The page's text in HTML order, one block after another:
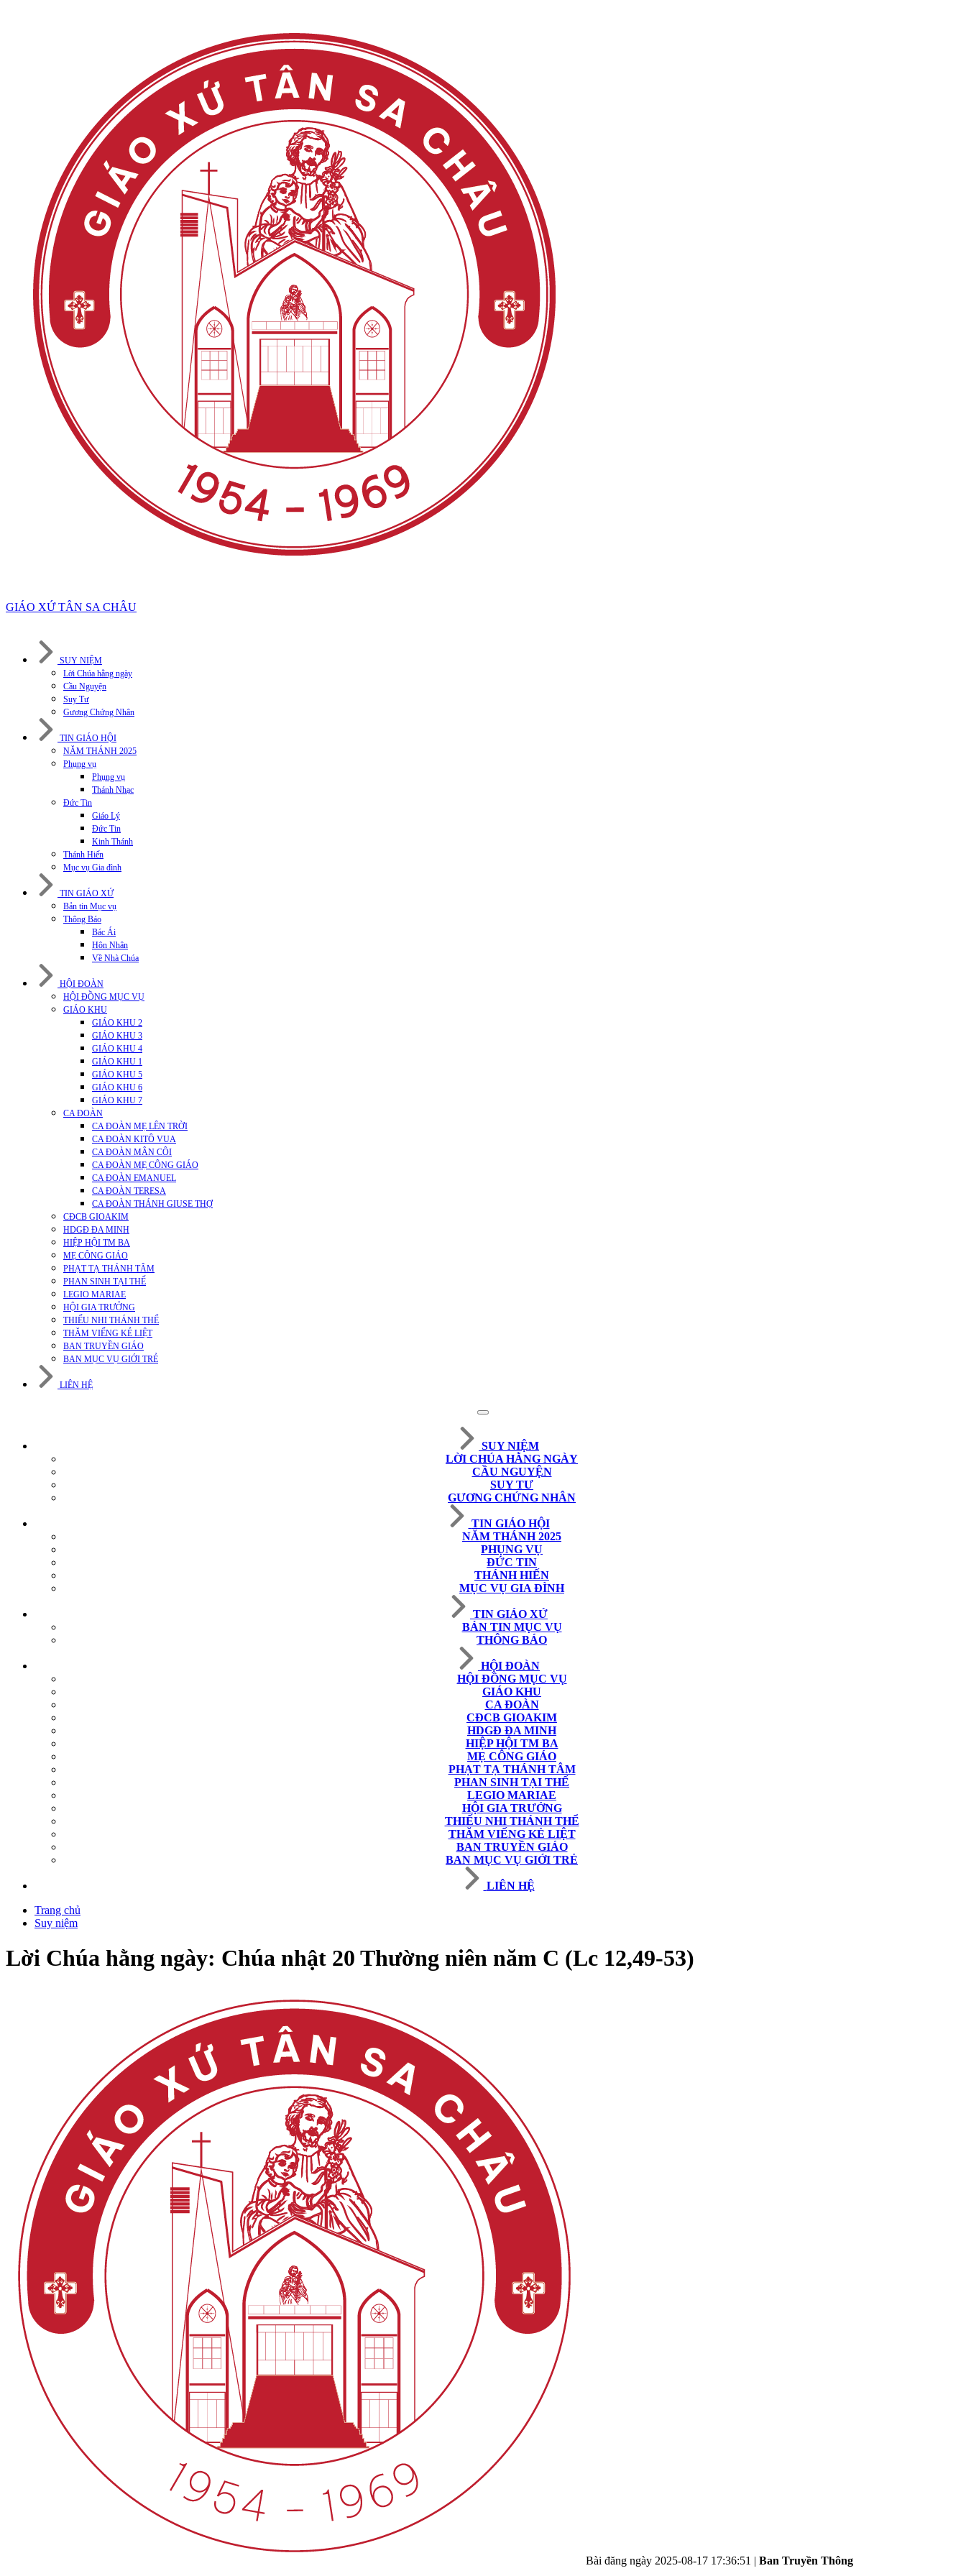
GIÁO XỨ TÂN SA CHÂU
SUY NIỆM
Lời Chúa hằng ngày
Cầu Nguyện
Suy Tư
Gương Chứng Nhân
TIN GIÁO HỘI
NĂM THÁNH 2025
Phụng vụ
Phụng vụ
Thánh Nhạc
Đức Tin
Giáo Lý
Đức Tin
Kinh Thánh
Thánh Hiến
Mục vụ Gia đình
TIN GIÁO XỨ
Bản tin Mục vụ
Thông Báo
Bác Ái
Hôn Nhân
Về Nhà Chúa
HỘI ĐOÀN
HỘI ĐỒNG MỤC VỤ
GIÁO KHU
GIÁO KHU 2
GIÁO KHU 3
GIÁO KHU 4
GIÁO KHU 1
GIÁO KHU 5
GIÁO KHU 6
GIÁO KHU 7
CA ĐOÀN
CA ĐOÀN MẸ LÊN TRỜI
CA ĐOÀN KITÔ VUA
CA ĐOÀN MÂN CÔI
CA ĐOÀN MẸ CÔNG GIÁO
CA ĐOÀN EMANUEL
CA ĐOÀN TERESA
CA ĐOÀN THÁNH GIUSE THỢ
CĐCB GIOAKIM
HDGĐ ĐA MINH
HIỆP HỘI TM BA
MẸ CÔNG GIÁO
PHẠT TẠ THÁNH TÂM
PHAN SINH TẠI THẾ
LEGIO MARIAE
HỘI GIA TRƯỞNG
THIẾU NHI THÁNH THỂ
THĂM VIẾNG KẺ LIỆT
BAN TRUYỀN GIÁO
BAN MỤC VỤ GIỚI TRẺ
LIÊN HỆ
SUY NIỆM
LỜI CHÚA HẰNG NGÀY
CẦU NGUYỆN
SUY TƯ
GƯƠNG CHỨNG NHÂN
TIN GIÁO HỘI
NĂM THÁNH 2025
PHỤNG VỤ
ĐỨC TIN
THÁNH HIẾN
MỤC VỤ GIA ĐÌNH
TIN GIÁO XỨ
BẢN TIN MỤC VỤ
THÔNG BÁO
HỘI ĐOÀN
HỘI ĐỒNG MỤC VỤ
GIÁO KHU
CA ĐOÀN
CĐCB GIOAKIM
HDGĐ ĐA MINH
HIỆP HỘI TM BA
MẸ CÔNG GIÁO
PHẠT TẠ THÁNH TÂM
PHAN SINH TẠI THẾ
LEGIO MARIAE
HỘI GIA TRƯỞNG
THIẾU NHI THÁNH THỂ
THĂM VIẾNG KẺ LIỆT
BAN TRUYỀN GIÁO
BAN MỤC VỤ GIỚI TRẺ
LIÊN HỆ
Trang chủ
Suy niệm
Lời Chúa hằng ngày: Chúa nhật 20 Thường niên năm C (Lc 12,49-53)
Bài đăng ngày 2025-08-17 17:36:51 | Ban Truyền Thông